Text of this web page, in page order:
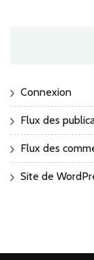
Connexion
Flux des
Flux des
Site de